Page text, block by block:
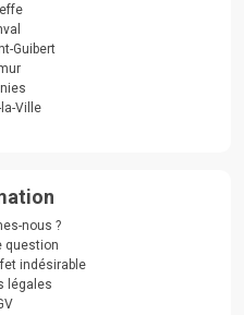
Guibert
Ville
nous ?
question
indésirable
légales